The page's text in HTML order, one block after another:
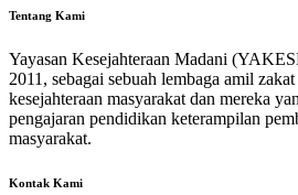
Tentang Kami
Yayasan Kesejahteraan Madani
2011, sebagai sebuah lembaga amil
kesejahteraan masyarakat dan mereka
pengajaran pendidikan keterampilan
masyarakat.
Kontak Kami